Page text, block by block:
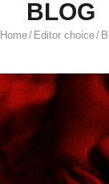
BLOG
Home/ Editor choice/